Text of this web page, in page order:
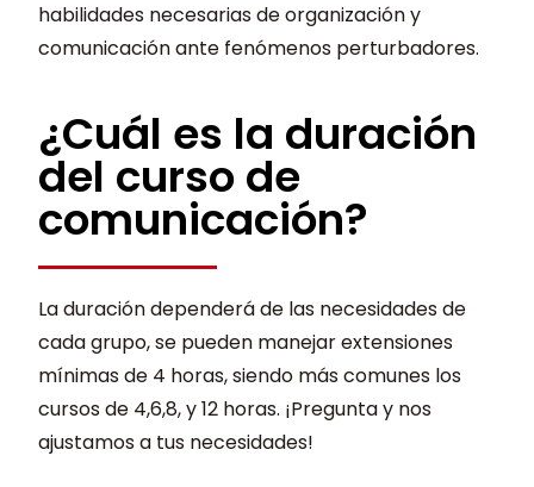
habilidades necesarias de organización y
comunicación ante fenómenos perturbadores.
¿Cuál es la duración
del curso de
comunicación?
La duración dependerá de las necesidades de
cada grupo, se pueden manejar extensiones
mínimas de 4 horas, siendo más comunes los
cursos de 4,6,8, y 12 horas. ¡Pregunta y nos
ajustamos a tus necesidades!